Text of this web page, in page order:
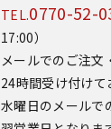
TEL.0770-52-
17:00）
メールでのご注文
24時間受け付けて
水曜日のメールで